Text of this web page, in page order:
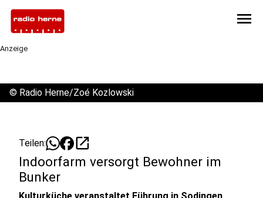
menu
Anzeige
© Radio Herne/Zoé Kozlowski
Teilen: open_in_new
Indoorfarm versorgt Bewohner im
Bunker